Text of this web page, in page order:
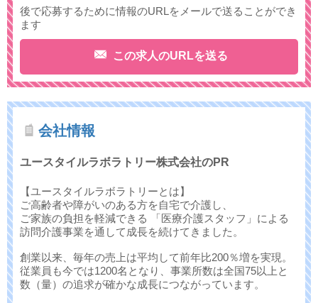
後で応募するために情報のURLをメールで送ることができ
ます
この求人のURLを送る
会社情報
ユースタイルラボラトリー株式会社のPR
【ユースタイルラボラトリーとは】
ご高齢者や障がいのある方を自宅で介護し、
ご家族の負担を軽減できる 「医療介護スタッフ」による
訪問介護事業を通して成長を続けてきました。
創業以来、毎年の売上は平均して前年比200％増を実現。
従業員も今では1200名となり、事業所数は全国75以上と
数（量）の追求が確かな成長につながっています。